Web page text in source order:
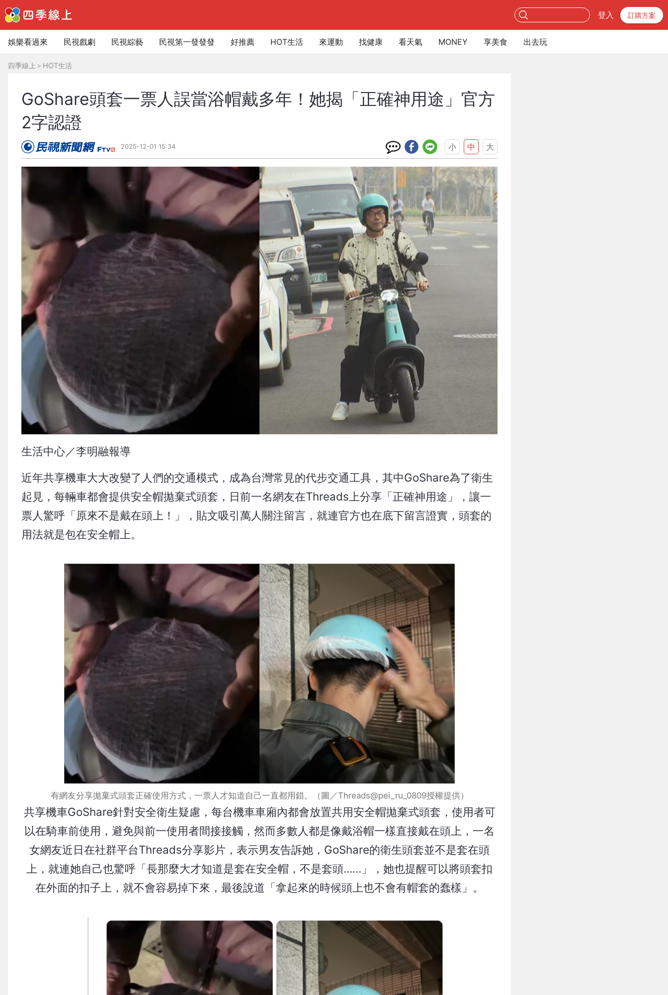
登入 訂購方案
娛樂看過來 民視戲劇 民視綜藝 民視第一發發發 好推薦 HOT生活 來運動 找健康 看天氣 MONEY 享美食 出去玩
四季線上 ＞ HOT生活
GoShare頭套一票人誤當浴帽戴多年！她揭「正確神用途」官方
2字認證
2025-12-01 15:34 小 中 大
生活中心／李明融報導
近年共享機車大大改變了人們的交通模式，成為台灣常見的代步交通工具，其中GoShare為了衛生
起見，每輛車都會提供安全帽拋棄式頭套，日前一名網友在Threads上分享「正確神用途」，讓一
票人驚呼「原來不是戴在頭上！」，貼文吸引萬人關注留言，就連官方也在底下留言證實，頭套的
用法就是包在安全帽上。
有網友分享拋棄式頭套正確使用方式，一票人才知道自己一直都用錯。（圖／Threads@pei_ru_0809授權提供）
共享機車GoShare針對安全衛生疑慮，每台機車車廂內都會放置共用安全帽拋棄式頭套，使用者可
以在騎車前使用，避免與前一使用者間接接觸，然而多數人都是像戴浴帽一樣直接戴在頭上，一名
女網友近日在社群平台Threads分享影片，表示男友告訴她，GoShare的衛生頭套並不是套在頭
上，就連她自己也驚呼「長那麼大才知道是套在安全帽，不是套頭……」，她也提醒可以將頭套扣
在外面的扣子上，就不會容易掉下來，最後說道「拿起來的時候頭上也不會有帽套的蠢樣」。